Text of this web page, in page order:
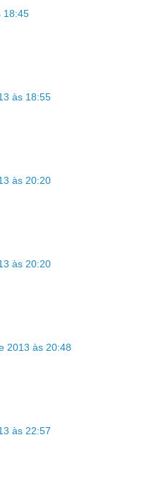
18:45
às 18:55
às 20:20
às 20:20
2013 às 20:48
às 22:57